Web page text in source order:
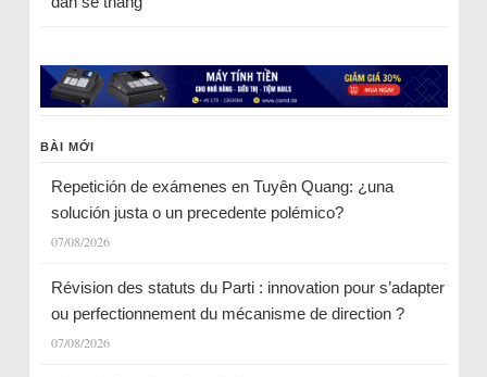
BÀI MỚI
Repetición de exámenes en Tuyên Quang: ¿una
solución justa o un precedente polémico?
07/08/2026
Révision des statuts du Parti : innovation pour s’adapter
ou perfectionnement du mécanisme de direction ?
07/08/2026